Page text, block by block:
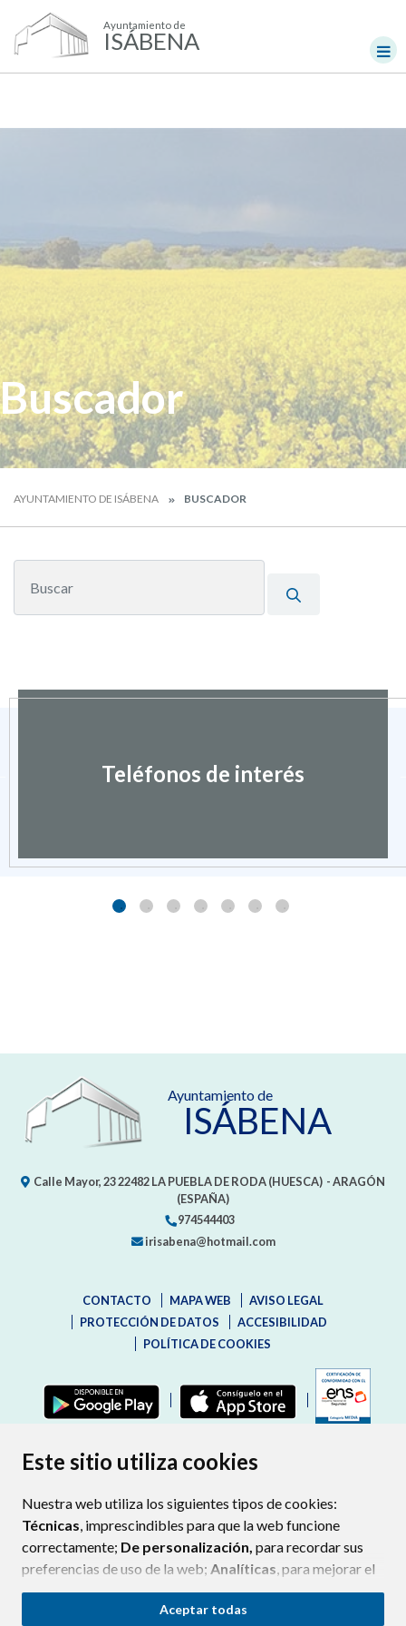
Este sitio utiliza cookies
Nuestra web utiliza los siguientes tipos de cookies:
Técnicas, imprescindibles para que la web funcione
correctamente; De personalización, para recordar sus
preferencias de uso de la web; Analíticas, para mejorar el
funcionamiento de la web y sus servicios.
Aceptar todas
Ayuntamiento de
ISÁBENA
Buscador
AYUNTAMIENTO DE ISÁBENA BUSCADOR
Teléfonos de interés
Ayuntamiento de
ISÁBENA
Calle Mayor, 2322482LA PUEBLA DE RODA (HUESCA) - ARAGÓN
(ESPAÑA)
974544403
irisabena@hotmail.com
CONTACTO MAPA WEB
AVISO LEGAL
PROTECCIÓN DE DATOS
ACCESIBILIDAD
POLÍTICA DE COOKIES